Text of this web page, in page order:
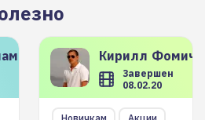
Кирилл
Завершен
08.02.20
Новичкам
Акции